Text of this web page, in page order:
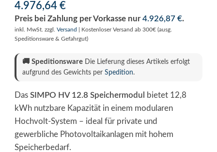
4.976,64 €
Preis bei Zahlung per Vorkasse nur4.926,87 €.
inkl. MwSt. zzgl. Versand
| Kostenloser Versand ab 300€ (ausg.
Speditionsware & Gefahrgut)
🚚 Speditionsware Die Lieferung dieses Artikels erfolgt
aufgrund des Gewichts per Spedition.
Das SIMPO HV 12.8 Speichermodul
bietet 12,8
kWh nutzbare Kapazität in einem modularen
Hochvolt-System – ideal für private und
gewerbliche Photovoltaikanlagen mit hohem
Speicherbedarf.